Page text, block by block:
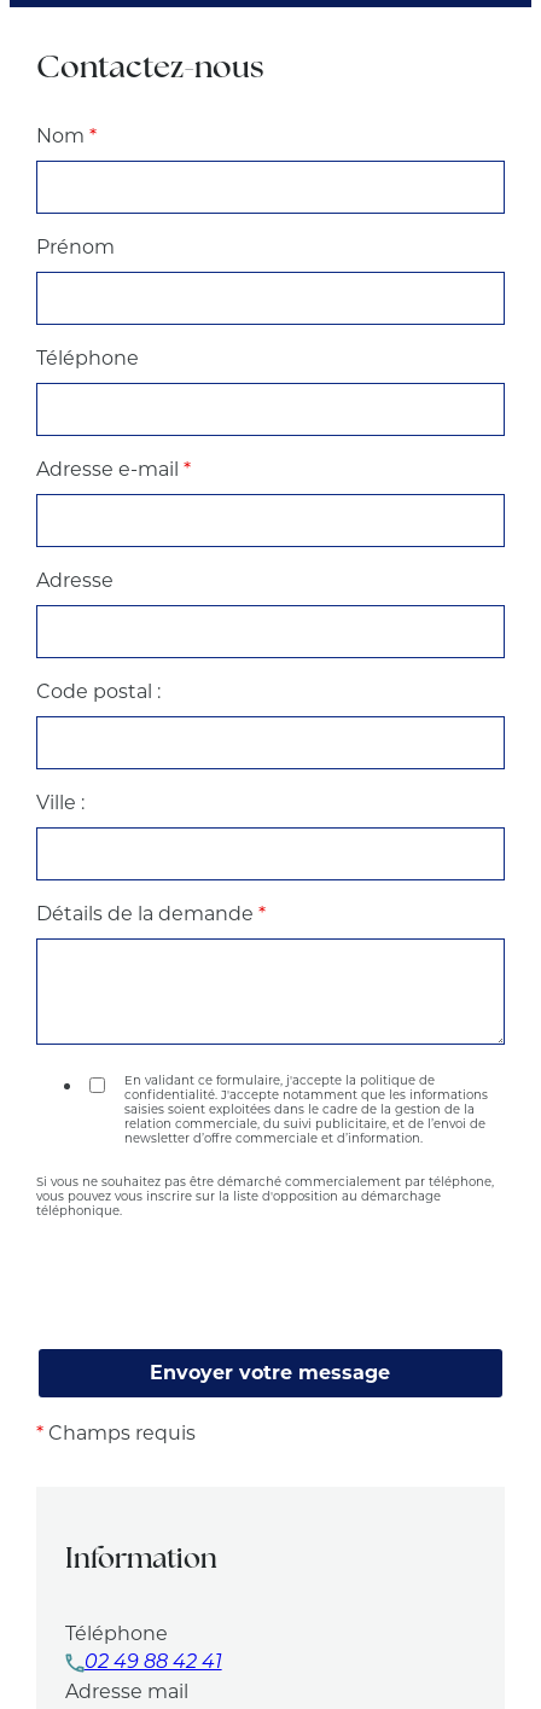
Contactez-nous
Nom *
Prénom
Téléphone
Adresse e-mail *
Adresse
Code postal :
Ville :
Détails de la demande *
En validant ce formulaire, j'accepte la politique de
confidentialité. J'accepte notamment que les informations
saisies soient exploitées dans le cadre de la gestion de la
relation commerciale, du suivi publicitaire, et de l’envoi de
newsletter d’offre commerciale et d’information.
Si vous ne souhaitez pas être démarché commercialement par téléphone,
vous pouvez vous inscrire sur la liste d'opposition au démarchage
téléphonique.
*Champs requis
Information
Téléphone
02 49 88 42 41
Adresse mail